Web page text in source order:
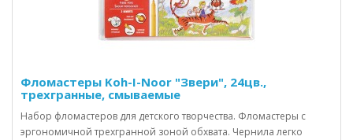
Фломастеры Koh-I-Noor "Звери", 24цв.,
трехгранные, смываемые
Набор фломастеров для детского творчества. Фломастеры с
эргономичной трехгранной зоной обхвата. Чернила легко